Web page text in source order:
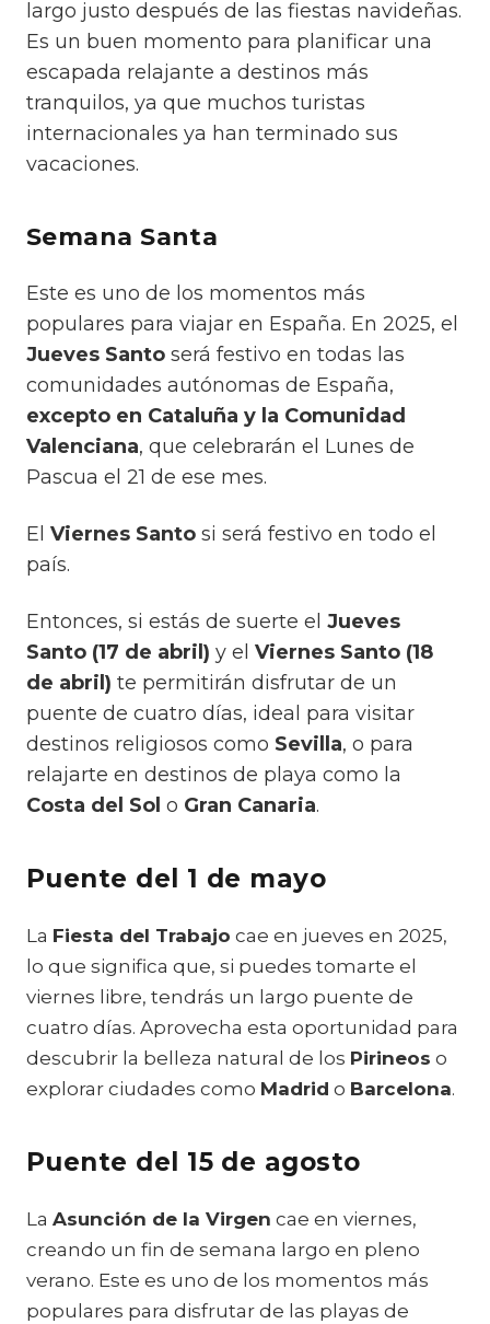
largo justo después de las fiestas navideñas.
Es un buen momento para planificar una
escapada relajante a destinos más
tranquilos, ya que muchos turistas
internacionales ya han terminado sus
vacaciones.
Semana Santa
Este es uno de los momentos más
populares para viajar en España. En 2025, el
Jueves Santo será festivo en todas las
comunidades autónomas de España,
excepto en Cataluña y la Comunidad
Valenciana, que celebrarán el Lunes de
Pascua el 21 de ese mes.
El Viernes Santo si será festivo en todo el
país.
Entonces, si estás de suerte el Jueves
Santo (17 de abril) y el Viernes Santo (18
de abril) te permitirán disfrutar de un
puente de cuatro días, ideal para visitar
destinos religiosos como Sevilla, o para
relajarte en destinos de playa como la
Costa del Sol o Gran Canaria.
Puente del 1 de mayo
La Fiesta del Trabajo cae en jueves en 2025,
lo que significa que, si puedes tomarte el
viernes libre, tendrás un largo puente de
cuatro días. Aprovecha esta oportunidad para
descubrir la belleza natural de los Pirineos o
explorar ciudades como Madrid o Barcelona.
Puente del 15 de agosto
La Asunción de la Virgen cae en viernes,
creando un fin de semana largo en pleno
verano. Este es uno de los momentos más
populares para disfrutar de las playas de